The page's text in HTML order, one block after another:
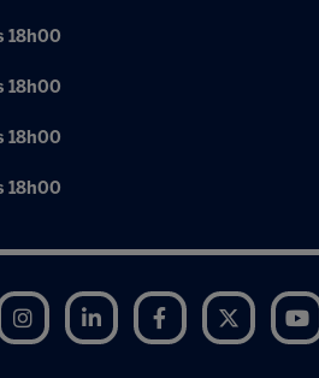
18h00
18h00
18h00
18h00
Instagram LinkedIn Facebook Twitter